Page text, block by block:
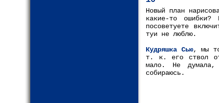
Новый план
какие-то
посоветуете
туи не люблю.
Кудряшка Сью, мы
т. к. его ствол
мало. Не думала,
собираюсь.